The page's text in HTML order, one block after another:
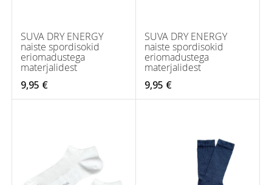
SUVA DRY ENERGY
naiste spordisokid
eriomadustega
materjalidest
9,95 €
SUVA DRY ENERGY
naiste spordisokid
eriomadustega
materjalidest
9,95 €